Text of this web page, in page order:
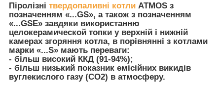
Піролізні твердопаливні котли ATMOS з
позначенням «...GS», а також з позначенням
«...GSE» завдяки використанню
целокерамической топки у верхній і нижній
камерах згоряння котла, в порівнянні з котлами
марки «...S» мають переваги:
- більш високий ККД (91-94%);
- більш низький показник емісійних викидів
вуглекислого газу (СО2) в атмосферу.